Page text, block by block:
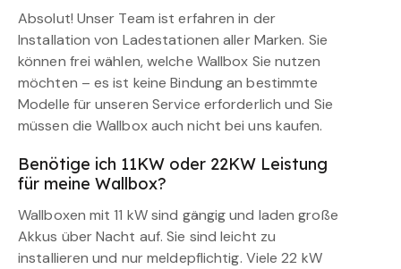
Absolut! Unser Team ist erfahren in der
Installation von Ladestationen aller Marken. Sie
können frei wählen, welche Wallbox Sie nutzen
möchten – es ist keine Bindung an bestimmte
Modelle für unseren Service erforderlich und Sie
müssen die Wallbox auch nicht bei uns kaufen.
Benötige ich 11KW oder 22KW Leistung
für meine Wallbox?
Wallboxen mit 11 kW sind gängig und laden große
Akkus über Nacht auf. Sie sind leicht zu
installieren und nur meldepflichtig. Viele 22 kW